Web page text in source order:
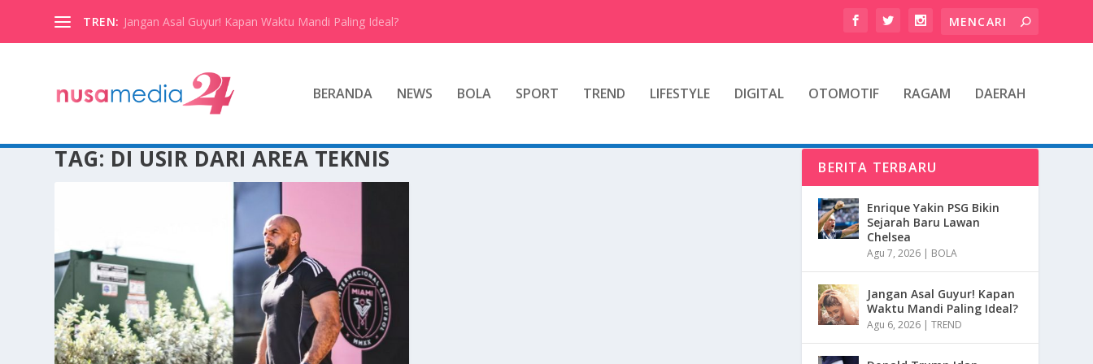
TREN: Jangan Asal Guyur! Kapan Waktu Mandi Paling Ideal?
BERANDA NEWS BOLA SPORT TREND LIFESTYLE DIGITAL OTOMOTIF RAGAM DAERAH
TAG: DI USIR DARI AREA TEKNIS BERITA TERBARU
Enrique Yakin PSG Bikin
Sejarah Baru Lawan
Chelsea
Agu 7, 2026 | BOLA
Jangan Asal Guyur! Kapan
Waktu Mandi Paling Ideal?
Agu 6, 2026 |TREND